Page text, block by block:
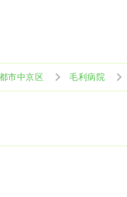
市中京区 毛利病院